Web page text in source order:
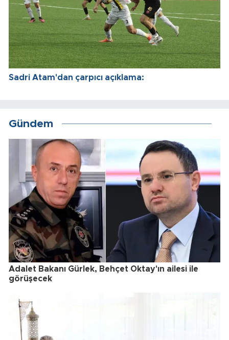
Sadri Atam'dan çarpıcı açıklama:
Gündem
Adalet Bakanı Gürlek, Behçet Oktay'ın ailesi ile
görüşecek